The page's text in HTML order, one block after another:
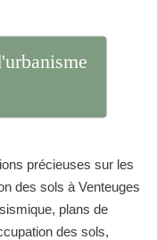
précieuses sur les
des sols à Venteuges
plans de
des sols,